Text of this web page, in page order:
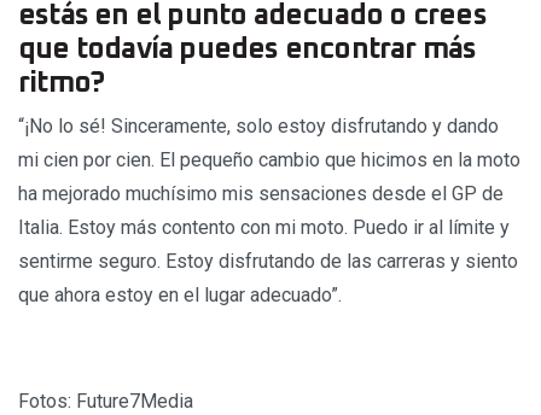
estás en el punto adecuado o crees
que todavía puedes encontrar más
ritmo?
“¡No lo sé! Sinceramente, solo estoy disfrutando y dando
mi cien por cien. El pequeño cambio que hicimos en la moto
ha mejorado muchísimo mis sensaciones desde el GP de
Italia. Estoy más contento con mi moto. Puedo ir al límite y
sentirme seguro. Estoy disfrutando de las carreras y siento
que ahora estoy en el lugar adecuado”.
Fotos: Future7Media